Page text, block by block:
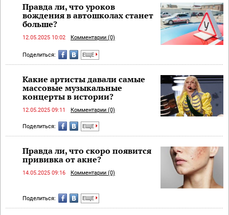
Правда ли, что уроков
вождения в автошколах станет
больше?
12.05.2025 10:02 Комментарии (0)
Поделиться: ЕЩЕ
Какие артисты давали самые
массовые музыкальные
концерты в истории?
12.05.2025 09:11 Комментарии (0)
Поделиться: ЕЩЕ
Правда ли, что скоро появится
прививка от акне?
14.05.2025 09:16 Комментарии (0)
Поделиться: ЕЩЕ